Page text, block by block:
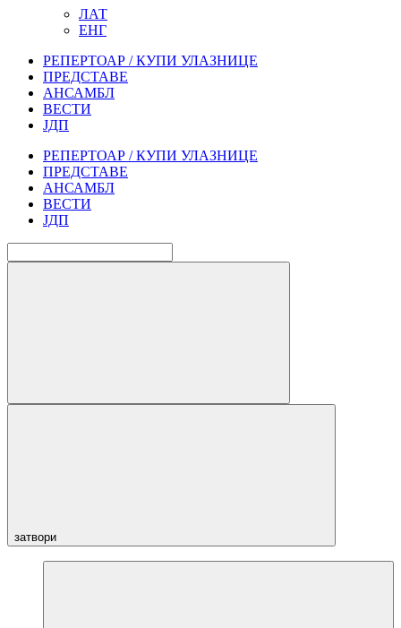
ЛАТ
ЕНГ
РЕПЕРТОАР / КУПИ УЛАЗНИЦЕ
ПРЕДСТАВЕ
АНСАМБЛ
ВЕСТИ
ЈДП
РЕПЕРТОАР / КУПИ УЛАЗНИЦЕ
ПРЕДСТАВЕ
АНСАМБЛ
ВЕСТИ
ЈДП
затвори